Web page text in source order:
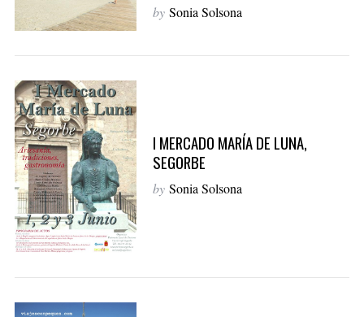
by Sonia Solsona
I MERCADO MARÍA DE LUNA,
SEGORBE
by Sonia Solsona
e
a
r
c
h
f
o
r
: